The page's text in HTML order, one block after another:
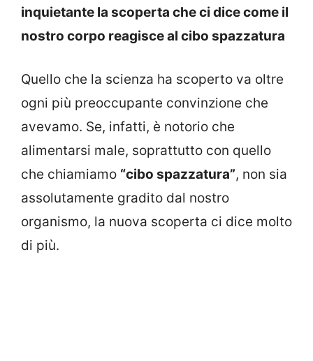
inquietante la scoperta che ci dice come il
nostro corpo reagisce al cibo spazzatura
Quello che la scienza ha scoperto va oltre
ogni più preoccupante convinzione che
avevamo. Se, infatti, è notorio che
alimentarsi male, soprattutto con quello
che chiamiamo “cibo spazzatura”, non sia
assolutamente gradito dal nostro
organismo, la nuova scoperta ci dice molto
di più.